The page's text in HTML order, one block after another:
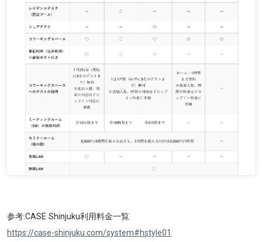
参考:CASE Shinjuku利用料金一覧
https://case-shinjuku.com/system#hstyle01